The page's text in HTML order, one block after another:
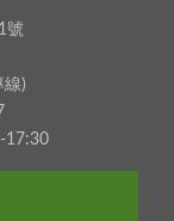
號
線)
17:30